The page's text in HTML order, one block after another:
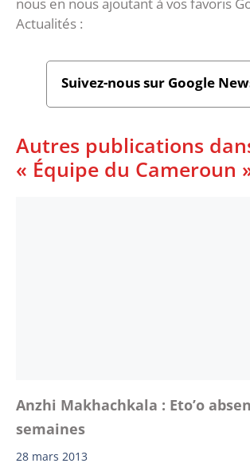
nous en nous ajoutant à vos favoris
Actualités :
Suivez-nous sur Google
Autres publications
« Équipe du Cameroun
Anzhi Makhachkala : Eto’o
semaines
28 mars 2013